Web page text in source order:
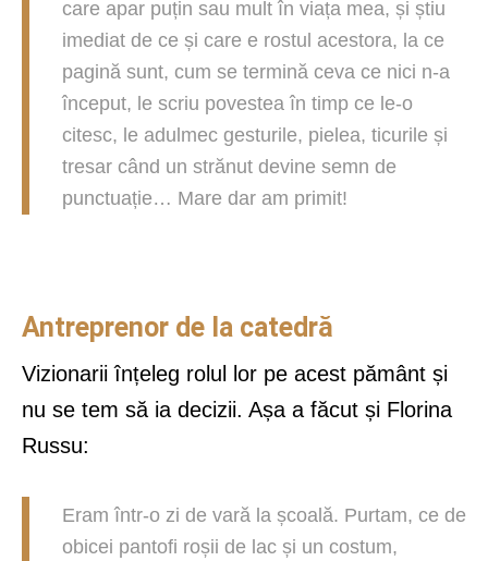
care apar puțin sau mult în viața mea, și știu
imediat de ce și care e rostul acestora, la ce
pagină sunt, cum se termină ceva ce nici n-a
început, le scriu povestea în timp ce le-o
citesc, le adulmec gesturile, pielea, ticurile și
tresar când un strănut devine semn de
punctuație… Mare dar am primit!
Antreprenor de la catedră
Vizionarii înțeleg rolul lor pe acest pământ și
nu se tem să ia decizii. Așa a făcut și Florina
Russu:
Eram într-o zi de vară la școală. Purtam, ce de
obicei pantofi roșii de lac și un costum,